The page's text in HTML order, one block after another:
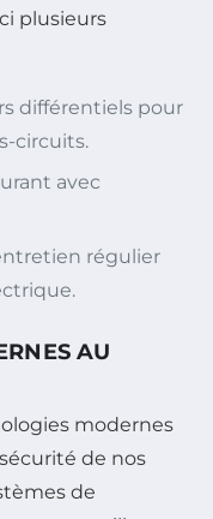
plusieurs
différentiels pour
circuits.
avec
régulier
AU
modernes
de nos
de